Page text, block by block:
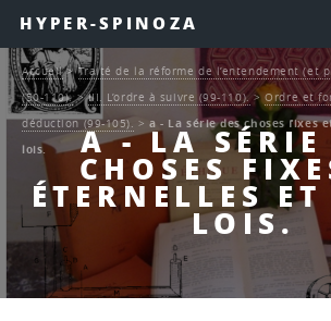
HYPER-SPINOZA
A - LA SÉRIE
CHOSES
ÉTERNELLES
LOIS.
Accueil>Traité de la réforme de l’entendement (et
(50-110).>III. L’ordre à suivre (99-110). >Ordre et
déduction (99-105). >a - La série des choses fixes
lois.